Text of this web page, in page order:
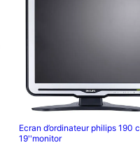
Ecran d’ordinateur philips 190 c
19''monitor